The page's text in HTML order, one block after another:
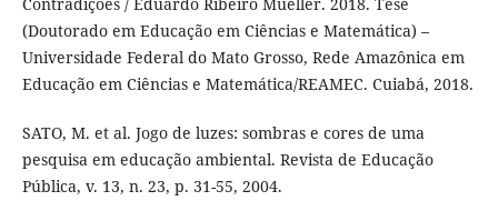
(Doutorado em Educação em Ciências e Matemática) –
Universidade Federal do Mato Grosso, Rede Amazônica em
Educação em Ciências e Matemática/REAMEC. Cuiabá, 2018.
SATO, M. et al. Jogo de luzes: sombras e cores de uma
pesquisa em educação ambiental. Revista de Educação
Pública, v. 13, n. 23, p. 31-55, 2004.